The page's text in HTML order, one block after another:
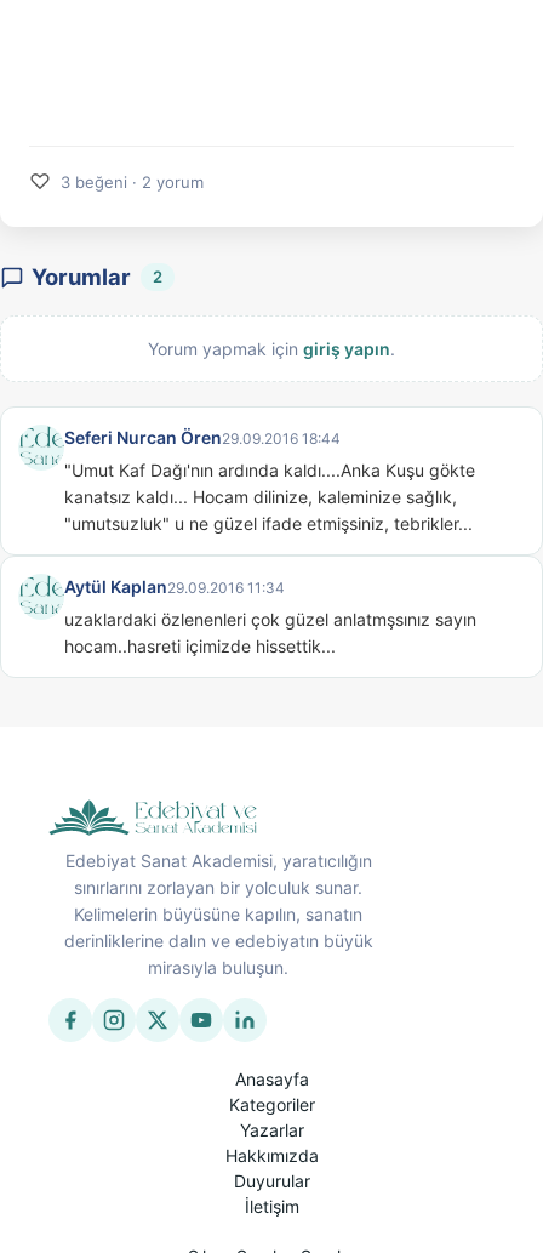
♡ 3 beğeni · 2 yorum
Yorumlar 2
Yorum yapmak için giriş yapın.
Seferi Nurcan Ören29.09.2016 18:44
"Umut Kaf Dağı'nın ardında kaldı....Anka Kuşu gökte
kanatsız kaldı... Hocam dilinize, kaleminize sağlık,
"umutsuzluk" u ne güzel ifade etmişsiniz, tebrikler...
Aytül Kaplan29.09.2016 11:34
uzaklardaki özlenenleri çok güzel anlatmşsınız sayın
hocam..hasreti içimizde hissettik...
Edebiyat Sanat Akademisi, yaratıcılığın
sınırlarını zorlayan bir yolculuk sunar.
Kelimelerin büyüsüne kapılın, sanatın
derinliklerine dalın ve edebiyatın büyük
mirasıyla buluşun.
Anasayfa
Kategoriler
Yazarlar
Hakkımızda
Duyurular
İletişim